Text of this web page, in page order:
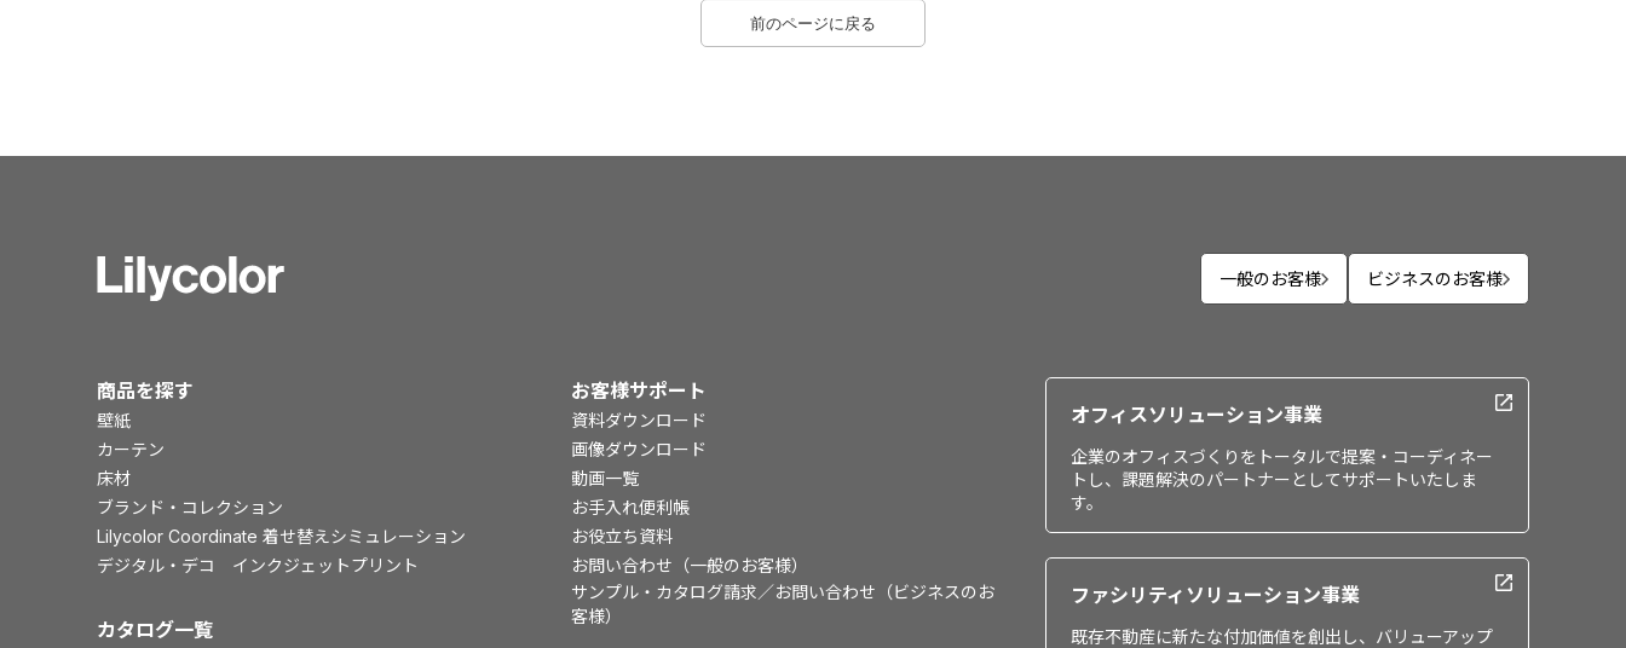
前のページに戻る
一般のお客様 ビジネスのお客様
商品を探す
壁紙
カーテン
床材
ブランド・コレクション
Lilycolor Coordinate 着せ替えシミュレーション
デジタル・デコ インクジェットプリント
カタログ一覧
お客様サポート
資料ダウンロード
画像ダウンロード
動画一覧
お手入れ便利帳
お役立ち資料
お問い合わせ（一般のお客様）
サンプル・カタログ請求／お問い合わせ（ビジネスのお
客様）
オフィスソリューション事業
企業のオフィスづくりをトータルで提案・コーディネー
トし、課題解決のパートナーとしてサポートいたしま
す。
ファシリティソリューション事業
既存不動産に新たな付加価値を創出し、バリューアップ